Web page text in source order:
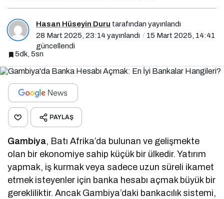
Hasan Hüseyin Duru tarafından yayınlandı
28 Mart 2025, 23:14 yayınlandı
15 Mart 2025, 14:41
güncellendi
5dk, 5sn
PAYLAŞ
Gambiya, Batı Afrika’da bulunan ve gelişmekte
olan bir ekonomiye sahip küçük bir ülkedir. Yatırım
yapmak, iş kurmak veya sadece uzun süreli ikamet
etmek isteyenler için banka hesabı açmak büyük bir
gerekliliktir. Ancak Gambiya’daki bankacılık sistemi,